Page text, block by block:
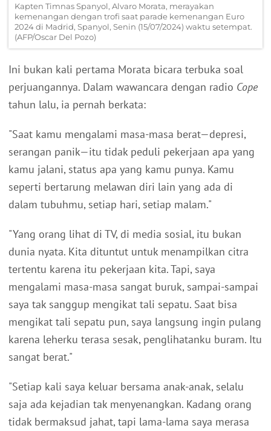
Kapten Timnas Spanyol, Alvaro Morata, merayakan
kemenangan dengan trofi saat parade kemenangan Euro
2024 di Madrid, Spanyol, Senin (15/07/2024) waktu setempat.
(AFP/Oscar Del Pozo)
Ini bukan kali pertama Morata bicara terbuka soal
perjuangannya. Dalam wawancara dengan radio Cope
tahun lalu, ia pernah berkata:
"Saat kamu mengalami masa-masa berat—depresi,
serangan panik—itu tidak peduli pekerjaan apa yang
kamu jalani, status apa yang kamu punya. Kamu
seperti bertarung melawan diri lain yang ada di
dalam tubuhmu, setiap hari, setiap malam."
"Yang orang lihat di TV, di media sosial, itu bukan
dunia nyata. Kita dituntut untuk menampilkan citra
tertentu karena itu pekerjaan kita. Tapi, saya
mengalami masa-masa sangat buruk, sampai-sampai
saya tak sanggup mengikat tali sepatu. Saat bisa
mengikat tali sepatu pun, saya langsung ingin pulang
karena leherku terasa sesak, penglihatanku buram. Itu
sangat berat."
"Setiap kali saya keluar bersama anak-anak, selalu
saja ada kejadian tak menyenangkan. Kadang orang
tidak bermaksud jahat, tapi lama-lama saya merasa